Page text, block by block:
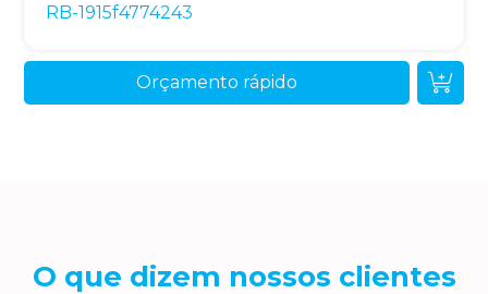
RB-1915f4774243
Orçamento rápido
O que dizem nossos clientes